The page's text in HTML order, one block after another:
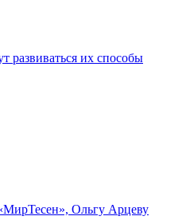
развиваться их способы
Ольгу Арцеву